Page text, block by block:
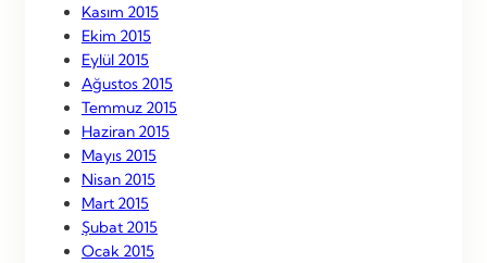
Kasım 2015
Ekim 2015
Eylül 2015
Ağustos 2015
Temmuz 2015
Haziran 2015
Mayıs 2015
Nisan 2015
Mart 2015
Şubat 2015
Ocak 2015